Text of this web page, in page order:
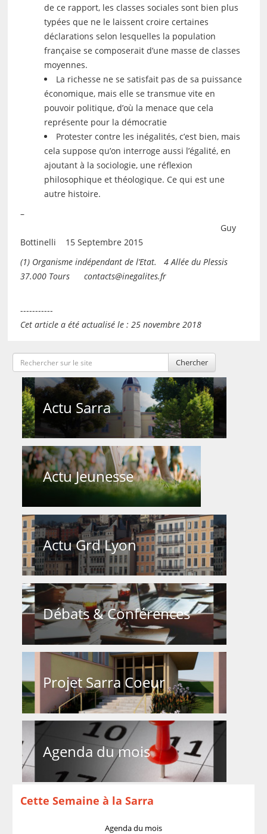
de ce rapport, les classes sociales sont bien plus
typées que ne le laissent croire certaines
déclarations selon lesquelles la population
française se composerait d’une masse de classes
moyennes.
La richesse ne se satisfait pas de sa puissance
économique, mais elle se transmue vite en
pouvoir politique, d’où la menace que cela
représente pour la démocratie
Protester contre les inégalités, c’est bien, mais
cela suppose qu’on interroge aussi l’égalité, en
ajoutant à la sociologie, une réflexion
philosophique et théologique. Ce qui est une
autre histoire.
–
Guy
Bottinelli 15 Septembre 2015
(1) Organisme indépendant de l’Etat. 4 Allée du Plessis
37.000 Tours contacts@inegalites.fr
-----------
Cet article a été actualisé le : 25 novembre 2018
Chercher
Actu Sarra
Actu Jeunesse
Actu Grd Lyon
Débats & Conférences
Projet Sarra Coeur
Agenda du mois
Cette Semaine à la Sarra
Agenda du mois